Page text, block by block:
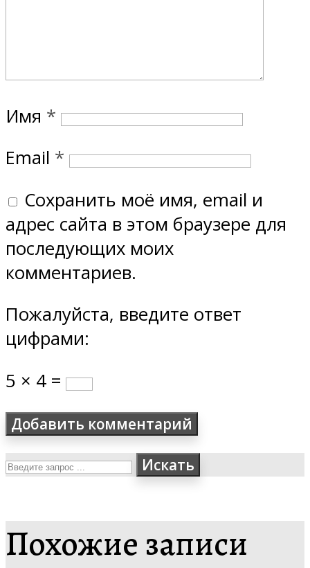
Имя *
Email *
Сохранить моё имя, email и
адрес сайта в этом браузере для
последующих моих
комментариев.
Пожалуйста, введите ответ
цифрами:
5 × 4 =
Искать
Похожие записи